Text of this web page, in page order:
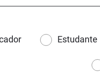
Estudante